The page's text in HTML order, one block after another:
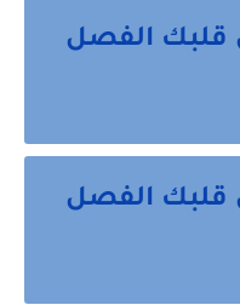
قلبك الفصل
قلبك الفصل